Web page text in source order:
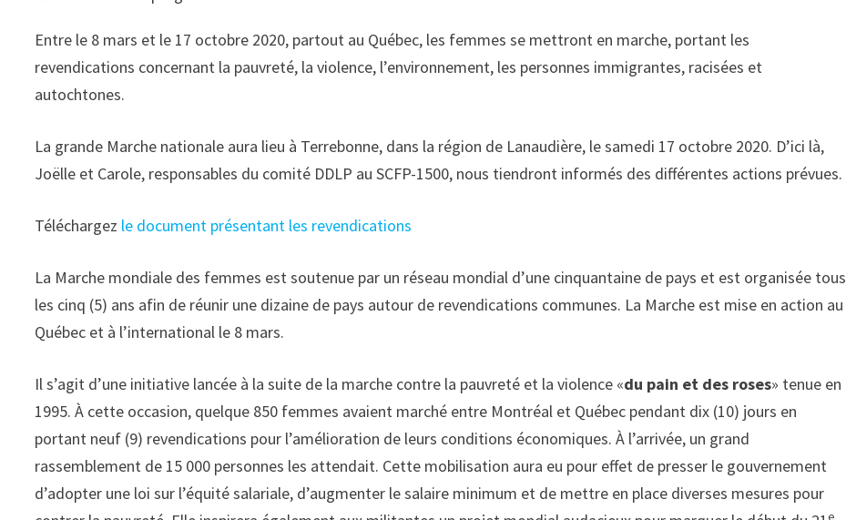
Entre le 8 mars et le 17 octobre 2020, partout au Québec, les femmes se mettront en marche, portant les
revendications concernant la pauvreté, la violence, l’environnement, les personnes immigrantes, racisées et
autochtones.
La grande Marche nationale aura lieu à Terrebonne, dans la région de Lanaudière, le samedi 17 octobre 2020. D’ici là,
Joëlle et Carole, responsables du comité DDLP au SCFP-1500, nous tiendront informés des différentes actions prévues.
Téléchargez le document présentant les revendications
La Marche mondiale des femmes est soutenue par un réseau mondial d’une cinquantaine de pays et est organisée tous
les cinq (5) ans afin de réunir une dizaine de pays autour de revendications communes. La Marche est mise en action au
Québec et à l’international le 8 mars.
Il s’agit d’une initiative lancée à la suite de la marche contre la pauvreté et la violence «du pain et des roses» tenue en
1995. À cette occasion, quelque 850 femmes avaient marché entre Montréal et Québec pendant dix (10) jours en
portant neuf (9) revendications pour l’amélioration de leurs conditions économiques. À l’arrivée, un grand
rassemblement de 15 000 personnes les attendait. Cette mobilisation aura eu pour effet de presser le gouvernement
d’adopter une loi sur l’équité salariale, d’augmenter le salaire minimum et de mettre en place diverses mesures pour
e